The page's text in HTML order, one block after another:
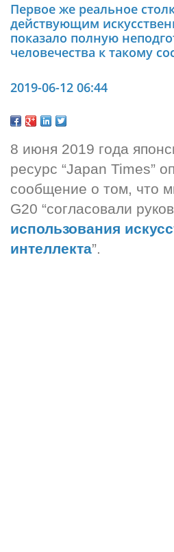
Первое же реальное
действующим
показало полную
человечества к такому
2019-06-12 06:44
8 июня 2019 года
ресурс “Japan Times”
сообщение о том, что
использования
интеллекта”.